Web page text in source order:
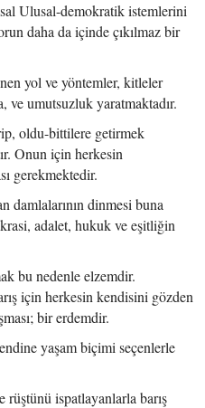
Ulusal-demokratik istemlerini
daha da içinde çıkılmaz bir
yol ve yöntemler, kitleler
ve umutsuzluk yaratmaktadır.
oldu-bittilere getirmek
Onun için herkesin
gerekmektedir.
damlalarının dinmesi buna
adalet, hukuk ve eşitliğin
bu nedenle elzemdir.
için herkesin kendisini gözden
bir erdemdir.
yaşam biçimi seçenlerle
ispatlayanlarla barış